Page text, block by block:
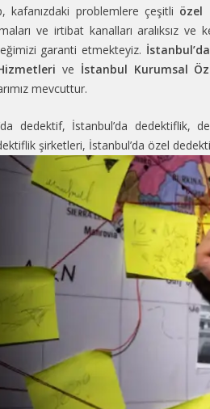
kafanızdaki problemlere çeşitli özel
ve irtibat kanalları aralıksız
garanti etmekteyiz.
ve İstanbul Kurumsal
mevcuttur.
dedektif, İstanbul’da dedektiflik,
şirketleri, İstanbul’da özel